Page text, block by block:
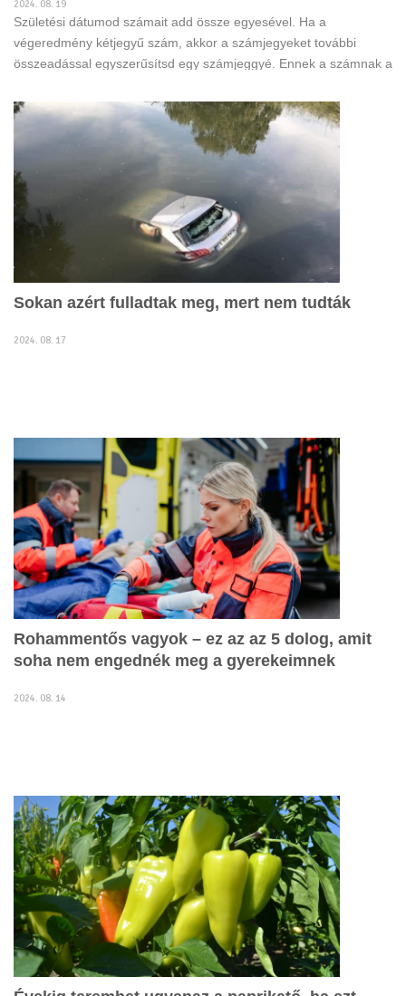
2024. 08. 19
Születési dátumod számait add össze egyesével. Ha a
végeredmény kétjegyű szám, akkor a számjegyeket további
összeadással egyszerűsítsd egy számjeggyé. Ennek a számnak a
Sokan azért fulladtak meg, mert nem tudták
2024. 08. 17
Rohammentős vagyok – ez az az 5 dolog, amit
soha nem engednék meg a gyerekeimnek
2024. 08. 14